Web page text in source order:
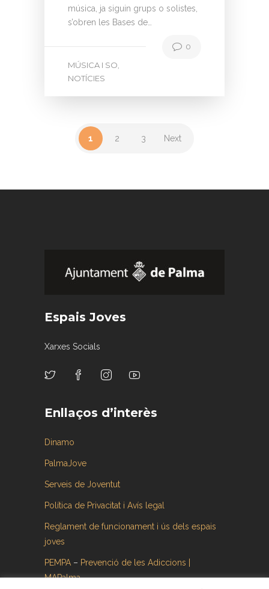
música, ja siguin grups o solistes,
s’obren les Bases de…
MÚSICA I SO,
NOTÍCIES
0
1 2 3 Next
Espais Joves
Xarxes Socials
Enllaços d’interès
Dinamo
PalmaJove
Serveis de Joventut
Política de Privacitat i Avís legal
Reglament de funcionament i ús dels espais
joves
PEMPA – Prevenció de les Adiccions |
MAPalma